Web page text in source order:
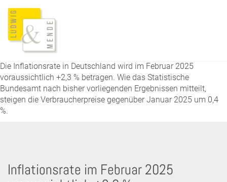
Die Inflationsrate in Deutschland wird im Februar 2025
voraussichtlich +2,3 % betragen. Wie das Statistische
Bundesamt nach bisher vorliegenden Ergebnissen mitteilt,
steigen die Verbraucherpreise gegenüber Januar 2025 um 0,4
%.
Inflationsrate im Februar 2025